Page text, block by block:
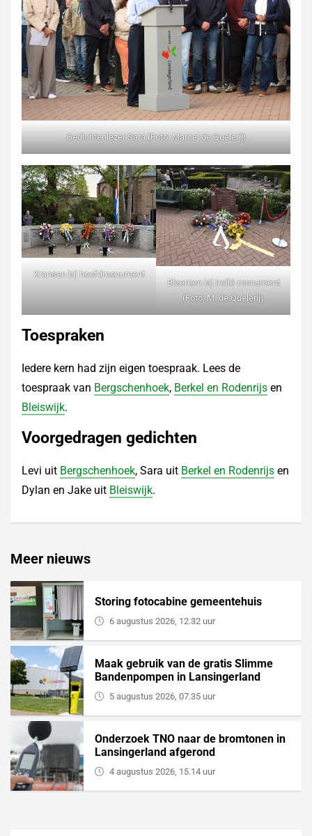
Gedichtenlezer Sara (Foto: Marcel de Quelerij)
Kransen bij hoofdmonument
Bloemen bij Indië-monument
(Foto: M. de Quelerij)
Toespraken
Iedere kern had zijn eigen toespraak. Lees de
toespraak van Bergschenhoek, Berkel en Rodenrijs en
Bleiswijk.
Voorgedragen gedichten
Levi uit Bergschenhoek, Sara uit Berkel en Rodenrijs en
Dylan en Jake uit Bleiswijk.
Meer nieuws
Storing fotocabine gemeentehuis
6 augustus 2026, 12.32 uur
Maak gebruik van de gratis Slimme
Bandenpompen in Lansingerland
5 augustus 2026, 07.35 uur
Onderzoek TNO naar de bromtonen in
Lansingerland afgerond
4 augustus 2026, 15.14 uur